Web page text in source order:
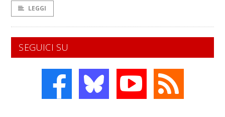
LEGGI
SEGUICI SU